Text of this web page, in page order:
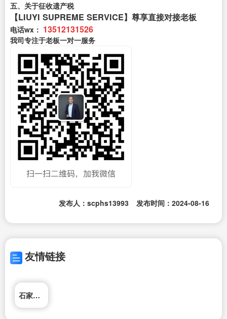
五、关于征收遗产税
【LIUYI SUPREME SERVICE】尊享直接对接老板
电话wx： 13512131526
我司专注于老板一对一服务
发布人：scphs13993 发布时间：2024-08-16
友情链接
石家庄回收公司